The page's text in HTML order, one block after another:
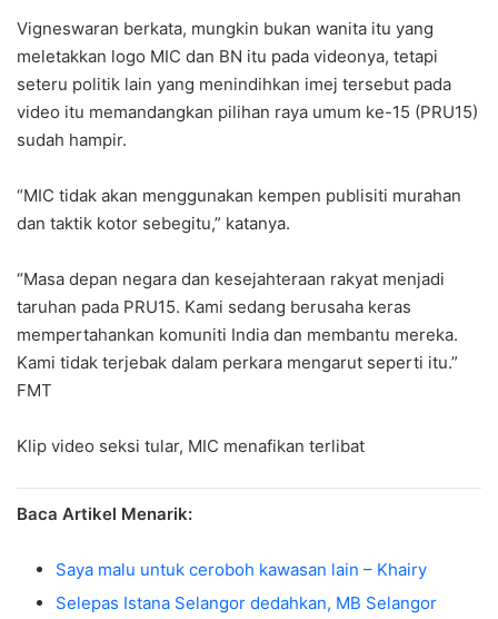
Vigneswaran berkata, mungkin bukan wanita itu yang
meletakkan logo MIC dan BN itu pada videonya, tetapi
seteru politik lain yang menindihkan imej tersebut pada
video itu memandangkan pilihan raya umum ke-15 (PRU15)
sudah hampir.
“MIC tidak akan menggunakan kempen publisiti murahan
dan taktik kotor sebegitu,” katanya.
“Masa depan negara dan kesejahteraan rakyat menjadi
taruhan pada PRU15. Kami sedang berusaha keras
mempertahankan komuniti India dan membantu mereka.
Kami tidak terjebak dalam perkara mengarut seperti itu.”
FMT
Klip video seksi tular, MIC menafikan terlibat
Baca Artikel Menarik:
Saya malu untuk ceroboh kawasan lain – Khairy
Selepas Istana Selangor dedahkan, MB Selangor